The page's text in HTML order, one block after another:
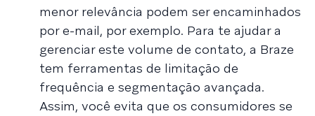
menor relevância podem ser encaminhados
por e-mail, por exemplo. Para te ajudar a
gerenciar este volume de contato, a Braze
tem ferramentas de limitação de
frequência e segmentação avançada.
Assim, você evita que os consumidores se